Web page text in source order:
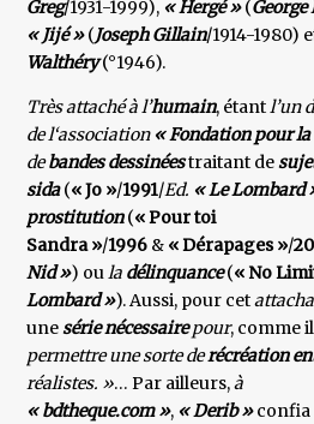
Greg/1931-1999), « Hergé »(George
« Jijé »(Joseph Gillain/1914-1980)
Walthéry(°1946).
Très attaché à l’humain, étantl’un
de l‘association « Fondation pour la
debandes dessinéestraitant de
sida(« Jo »/1991/Ed. « Le Lombard
prostitution(« Pour toi
Sandra »/1996 & « Dérapages »/
Nid ») oula délinquance(« No
Lombard »). Aussi, pour cet
unesérie nécessairepour, comme
permettre une sorte derécréation
réalistes. »… Par ailleurs,à
« bdtheque.com », « Derib »confia